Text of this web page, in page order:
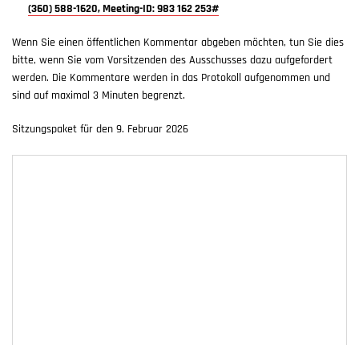
(360) 588-1620, Meeting-ID: 983 162 253#
Wenn Sie einen öffentlichen Kommentar abgeben möchten, tun Sie dies
bitte, wenn Sie vom Vorsitzenden des Ausschusses dazu aufgefordert
werden. Die Kommentare werden in das Protokoll aufgenommen und
sind auf maximal 3 Minuten begrenzt.
Sitzungspaket für den 9. Februar 2026